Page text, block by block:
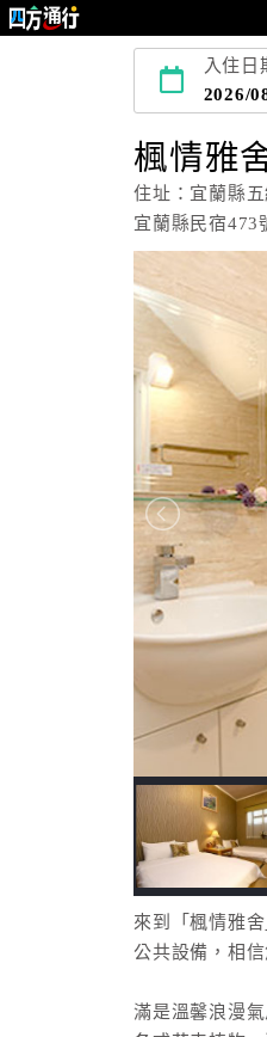
入住日
2026/
楓情雅
住址：宜蘭縣
宜蘭縣民宿473
來到「楓情雅
公共設備，相
滿是溫馨浪漫